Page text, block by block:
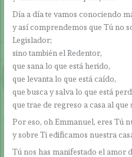
Día a día te vamos conociendo
y así comprendemos que Tú no
Legislador;
sino también el Redentor,
que sana lo que está herido,
que levanta lo que está caído,
que busca y salva lo que está
que trae de regreso a casa al que
Por eso, oh Emmanuel, eres Tú
y sobre Ti edificamos nuestra
Tú nos has manifestado el amor